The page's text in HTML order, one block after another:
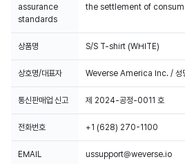
assurance
standards
the settlement of
상품명 S/S T-shirt (WHITE)
상호명/대표자 Weverse America Inc. / 성
통신판매업 신고 제 2024-공정-0011 호
전화번호 +1 (628) 270-1100
EMAIL ussupport@weverse.io